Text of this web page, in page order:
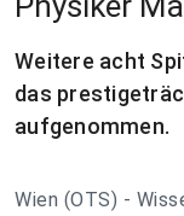
Weitere acht
das
aufgenommen.
Wien (OTS) -